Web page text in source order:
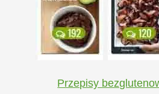
Przepisy